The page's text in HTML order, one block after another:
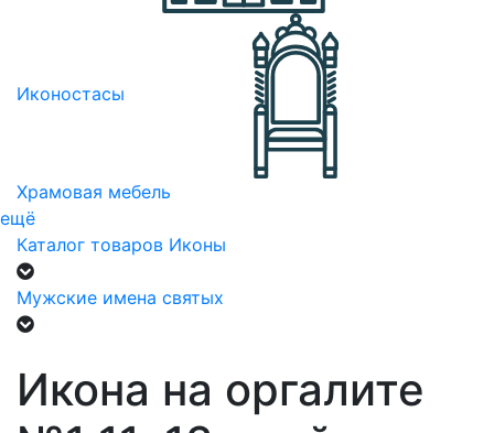
Иконостасы
Храмовая мебель
ещё
Каталог товаров Иконы
Мужские имена святых
Икона на оргалите